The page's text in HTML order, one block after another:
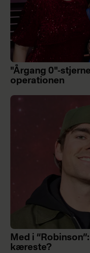
"Årgang 0"-
operationen
Med i
kæreste?